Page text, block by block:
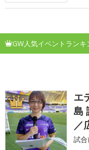
GW人気イベントランキ
1
エ
島
／
試